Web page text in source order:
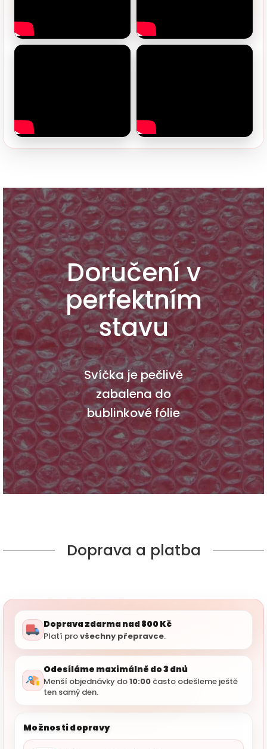
Doručení v
perfektním
stavu
Svíčka je pečlivě
zabalena do
bublinkové fólie
Doprava a platba
Doprava zdarma nad 800 Kč
Platí provšechny přepravce.
Odesíláme maximálně do 3 dnů
Menší objednávky do10:00 často odešleme ještě
ten samý den.
Možnosti dopravy